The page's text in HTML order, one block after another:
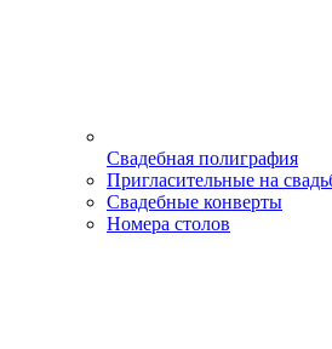
Свадебная полиграфия
Пригласительные на
Свадебные конверты
Номера столов